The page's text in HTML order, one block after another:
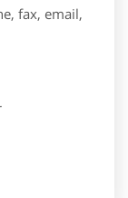
fax, email,